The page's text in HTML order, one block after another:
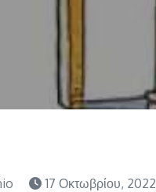
17 Οκτωβρίου, 2022